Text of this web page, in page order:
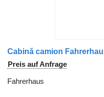
Preis auf Anfrage
Fahrerhaus